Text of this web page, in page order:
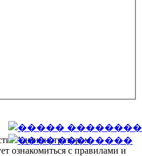
Администратором
ознакомиться с правилами и